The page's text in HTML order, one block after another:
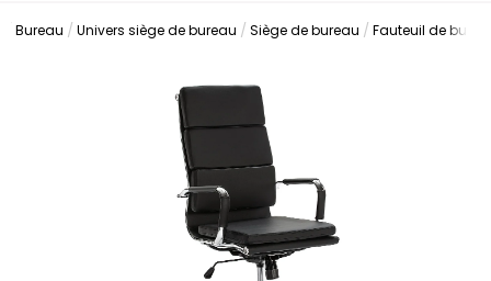
Bureau Univers siège de bureau Siège de bureau Fauteuil de